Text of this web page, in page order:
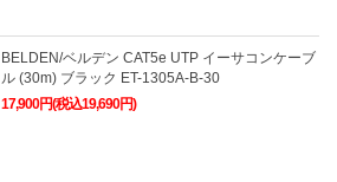
BELDEN/ベルデン CAT5e UTP イーサコンケーブ
ル (30m) ブラック ET-1305A-B-30
17,900円(税込19,690円)